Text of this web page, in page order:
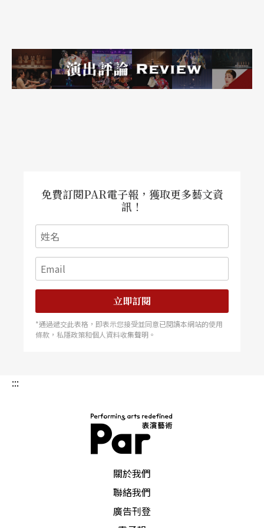
要都是由聯邦政府贊助。
第四種是如市立劇團、文化中心等由社區補助經費
統籌管理，該部門必須對政府負責，但一般而言，
─可以決定如何運用經費、如何籌劃活動、如何管
理所有與藝術活動相關事宜。主事的政府會任命一
位首長（通常是一位藝術家），讓他負責挑選主管
人員，並且選擇劇團、樂團或音樂節相關活動的藝
術發展方向。除此之外，自治城（鎭）、聯邦或中
人認爲文化上的自由是民主社會的一種基本權利，
所以政府也會經常贊助一些本身或內容極具批判性
的表演，對於某些人而言，這些表演可能會驚世駭
俗或悖離傳統，因此，推出之後便引發熱烈的爭
議。在奧地利，許多政府中的主事人員都能體認到
表演藝術是社會的鑑鏡，因此除了展現人性中的高
貴與優美，也必須反映出其醜陋與幽晦的一面。
免費訂閱PAR電子報，獲取更多藝文資
訊！
立即訂閱
*通過遞交此表格，即表示您接受並同意已閱讀本網站的使用
條款，私隱政策和個人資料收集聲明。
:::
關於我們
聯絡我們
廣告刊登